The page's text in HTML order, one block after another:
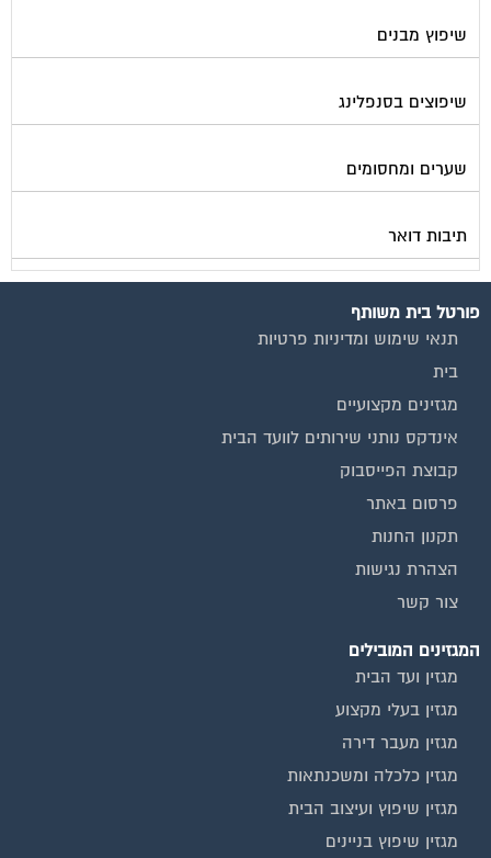
שיפוץ מבנים
שיפוצים בסנפלינג
שערים ומחסומים
תיבות דואר
פורטל בית משותף
תנאי שימוש ומדיניות פרטיות
בית
מגזינים מקצועיים
אינדקס נותני שירותים לוועד הבית
קבוצת הפייסבוק
פרסום באתר
תקנון החנות
הצהרת נגישות
צור קשר
המגזינים המובילים
מגזין ועד הבית
מגזין בעלי מקצוע
מגזין מעבר דירה
מגזין כלכלה ומשכנתאות
מגזין שיפוץ ועיצוב הבית
מגזין שיפוץ בניינים